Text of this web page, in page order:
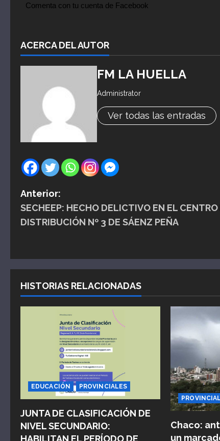
Comenta con tu cuenta de Facebook
ACERCA DEL AUTOR
FM LA HUELLA
Administrator
Ver todas las entradas
N
a
e
g
a
n
d
e
Anterior:
SECHEEP: HECHO DELICTIVO EN EL CENTRO
DISTRIBUCIÓN Nº 3 DE SÁENZ PEÑA
HISTORIAS RELACIONADAS
EDUCACIÓN PROVINCIALES
JUNTA DE CLASIFICACIÓN DE
NIVEL SECUNDARIO:
Chaco:
un